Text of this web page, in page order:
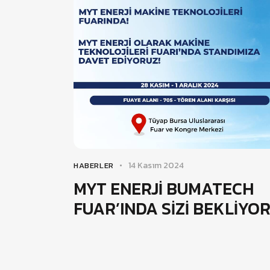
HABERLER 14 Kasım 2024
MYT ENERJİ BUMATECH
FUAR’INDA SİZİ BEKLİYOR